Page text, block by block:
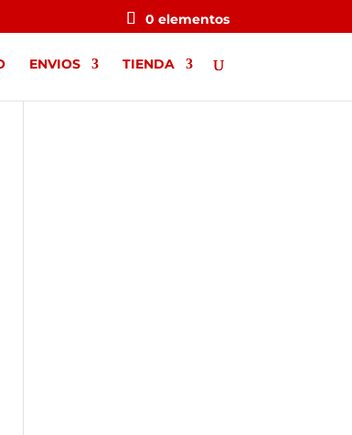
0 elementos
ENVIOS TIENDA